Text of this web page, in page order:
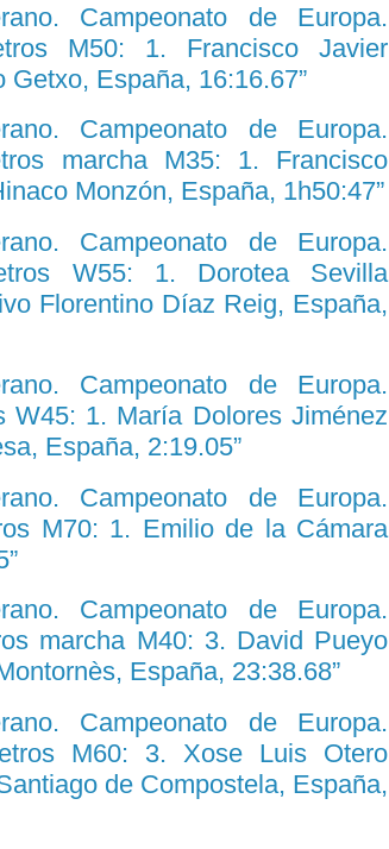
Campeonato de Europa.
M50: 1. Francisco Javier
España, 16:16.67”
Campeonato de Europa.
marcha M35: 1. Francisco
Monzón, España, 1h50:47”
Campeonato de Europa.
W55: 1. Dorotea Sevilla
Florentino Díaz Reig, España,
Campeonato de Europa.
W45: 1. María Dolores Jiménez
España, 2:19.05”
Campeonato de Europa.
M70: 1. Emilio de la Cámara
Campeonato de Europa.
marcha M40: 3. David Pueyo
España, 23:38.68”
Campeonato de Europa.
M60: 3. Xose Luis Otero
de Compostela, España,